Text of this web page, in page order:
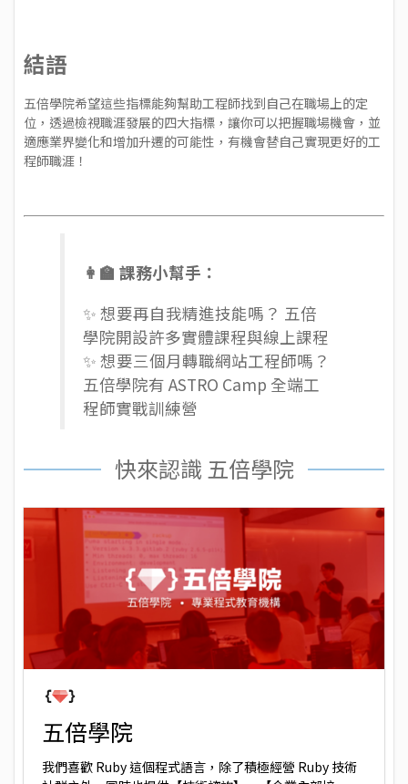
結語
五倍學院希望這些指標能夠幫助工程師找到自己在職場上的定
位，透過檢視職涯發展的四大指標，讓你可以把握職場機會，並
適應業界變化和增加升遷的可能性，有機會替自己實現更好的工
程師職涯！
👩‍🏫 課務小幫手：
✨ 想要再自我精進技能嗎？ 五倍
學院開設許多實體課程與線上課程
✨ 想要三個月轉職網站工程師嗎？
五倍學院有 ASTRO Camp 全端工
程師實戰訓練營
快來認識 五倍學院
五倍學院
我們喜歡 Ruby 這個程式語言，除了積極經營 Ruby 技術